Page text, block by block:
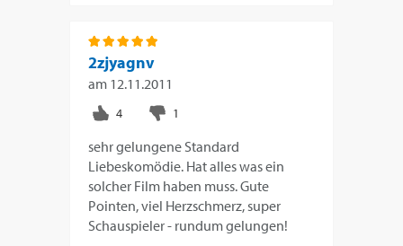
2zjyagnv
am 12.11.2011
sehr gelungene Standard
Liebeskomödie. Hat alles was ein
solcher Film haben muss. Gute
Pointen, viel Herzschmerz, super
Schauspieler - rundum gelungen!